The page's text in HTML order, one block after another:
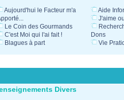
Aujourd'hui le Facteur m'a
Le Coin des Gourmands
C'est Moi qui l'ai fait !
Blagues à part
Aide
J'aime
Dons
Vie
Divers